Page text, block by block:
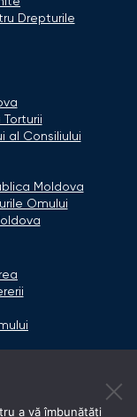
Drepturile
al Consiliului
Moldova
Omului
a vă îmbunătăți